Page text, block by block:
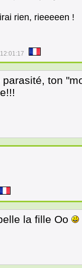
rien, rieeeeen !
ton
la fille Oo